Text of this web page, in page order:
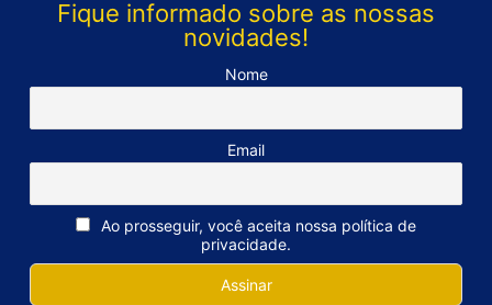
Fique informado sobre as nossas
novidades!
Nome
Email
Ao prosseguir, você aceita nossa política de
privacidade.